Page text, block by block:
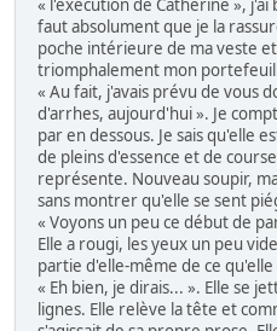
« l'exécution de Catherine », j'ai
faut absolument que je la
poche intérieure de ma veste
triomphalement mon
« Au fait, j'avais prévu de vous
d'arrhes, aujourd'hui ». Je
par en dessous. Je sais qu'elle
de pleins d'essence et de
représente. Nouveau soupir,
sans montrer qu'elle se sent
« Voyons un peu ce début de
Elle a rougi, les yeux un peu
partie d'elle-même de ce
« Eh bien, je dirais... ». Elle se
lignes. Elle relève la tête et